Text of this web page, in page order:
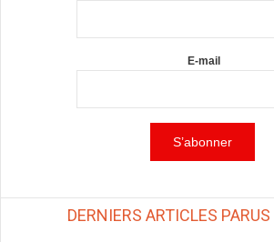
E-mail
DERNIERS ARTICLES PARUS